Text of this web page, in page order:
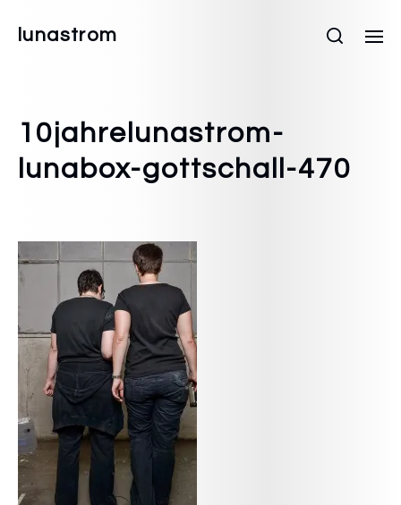
lunastrom
10jahrelunastrom-
lunabox-gottschall-470